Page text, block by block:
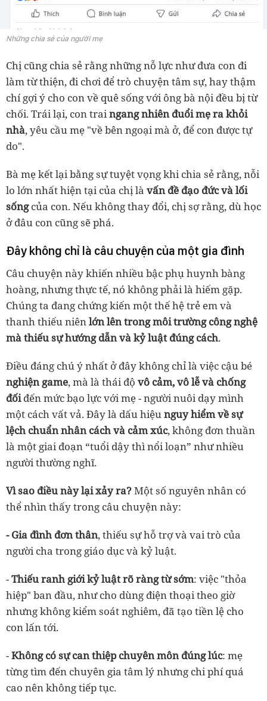
Những chia sẻ của người mẹ
Chị cũng chia sẻ rằng những nỗ lực như đưa con đi
làm từ thiện, đi chơi để trò chuyện tâm sự, hay thậm
chí gợi ý cho con về quê sống với ông bà nội đều bị từ
chối. Trái lại, con traingang nhiên đuổi mẹ ra khỏi
nhà, yêu cầu mẹ "về bên ngoại mà ở, để con được tự
do".
Bà mẹ kết lại bằng sự tuyệt vọng khi chia sẻ rằng, nỗi
lo lớn nhất hiện tại của chị là vấn đề đạo đức và lối
sốngcủa con. Nếu không thay đổi, chị sợ rằng, dù học
ở đâu con cũng sẽ phá.
Đây không chỉ là câu chuyện của một gia đình
Câu chuyện này khiến nhiều bậc phụ huynh bàng
hoàng, nhưng thực tế, nó không phải là hiếm gặp.
Chúng ta đang chứng kiến một thế hệ trẻ em và
thanh thiếu niênlớn lên trong môi trường công nghệ
mà thiếu sự hướng dẫn và kỷ luật đúng cách.
Điều đáng chú ý nhất ở đây không chỉ là việc cậu bé
nghiện game, mà là thái độ vô cảm, vô lễ và chống
đốiđến mức bạo lực với mẹ - người nuôi dạy mình
một cách vất vả. Đây là dấu hiệunguy hiểm về sự
lệch chuẩn nhân cách và cảm xúc, không đơn thuần
là một giai đoạn “tuổi dậy thì nổi loạn” như nhiều
người thường nghĩ.
Vì sao điều này lại xảy ra?Một số nguyên nhân có
thể nhìn thấy trong câu chuyện này:
- Gia đình đơn thân, thiếu sự hỗ trợ và vai trò của
người cha trong giáo dục và kỷ luật.
-Thiếu ranh giới kỷ luật rõ ràng từ sớm: việc "thỏa
hiệp" ban đầu, như cho dùng điện thoại theo giờ
nhưng không kiểm soát nghiêm, đã tạo tiền lệ cho
con lấn tới.
-Không có sự can thiệp chuyên môn đúng lúc: mẹ
từng tìm đến chuyên gia tâm lý nhưng chi phí quá
cao nên không tiếp tục.